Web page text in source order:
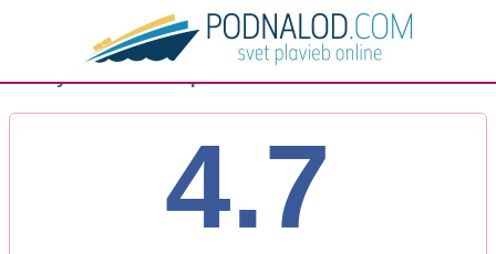
Všetky 563 recenzií o podnalod.com
4.7